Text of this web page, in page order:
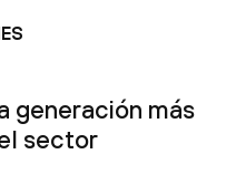
generación más
sector